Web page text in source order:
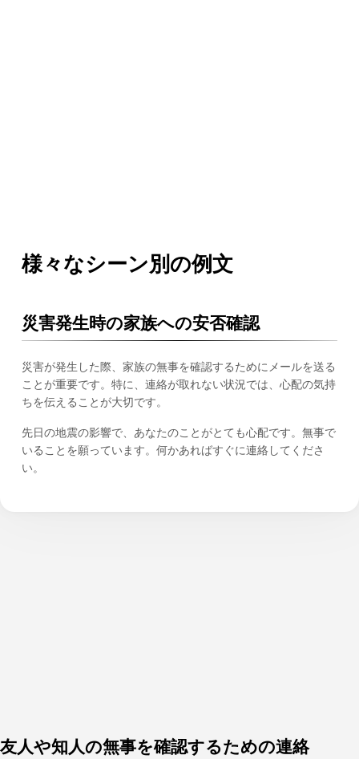
様々なシーン別の例文
災害発生時の家族への安否確認
災害が発生した際、家族の無事を確認するためにメールを送る
ことが重要です。特に、連絡が取れない状況では、心配の気持
ちを伝えることが大切です。
先日の地震の影響で、あなたのことがとても心配です。無事で
いることを願っています。何かあればすぐに連絡してくださ
い。
友人や知人の無事を確認するための連絡